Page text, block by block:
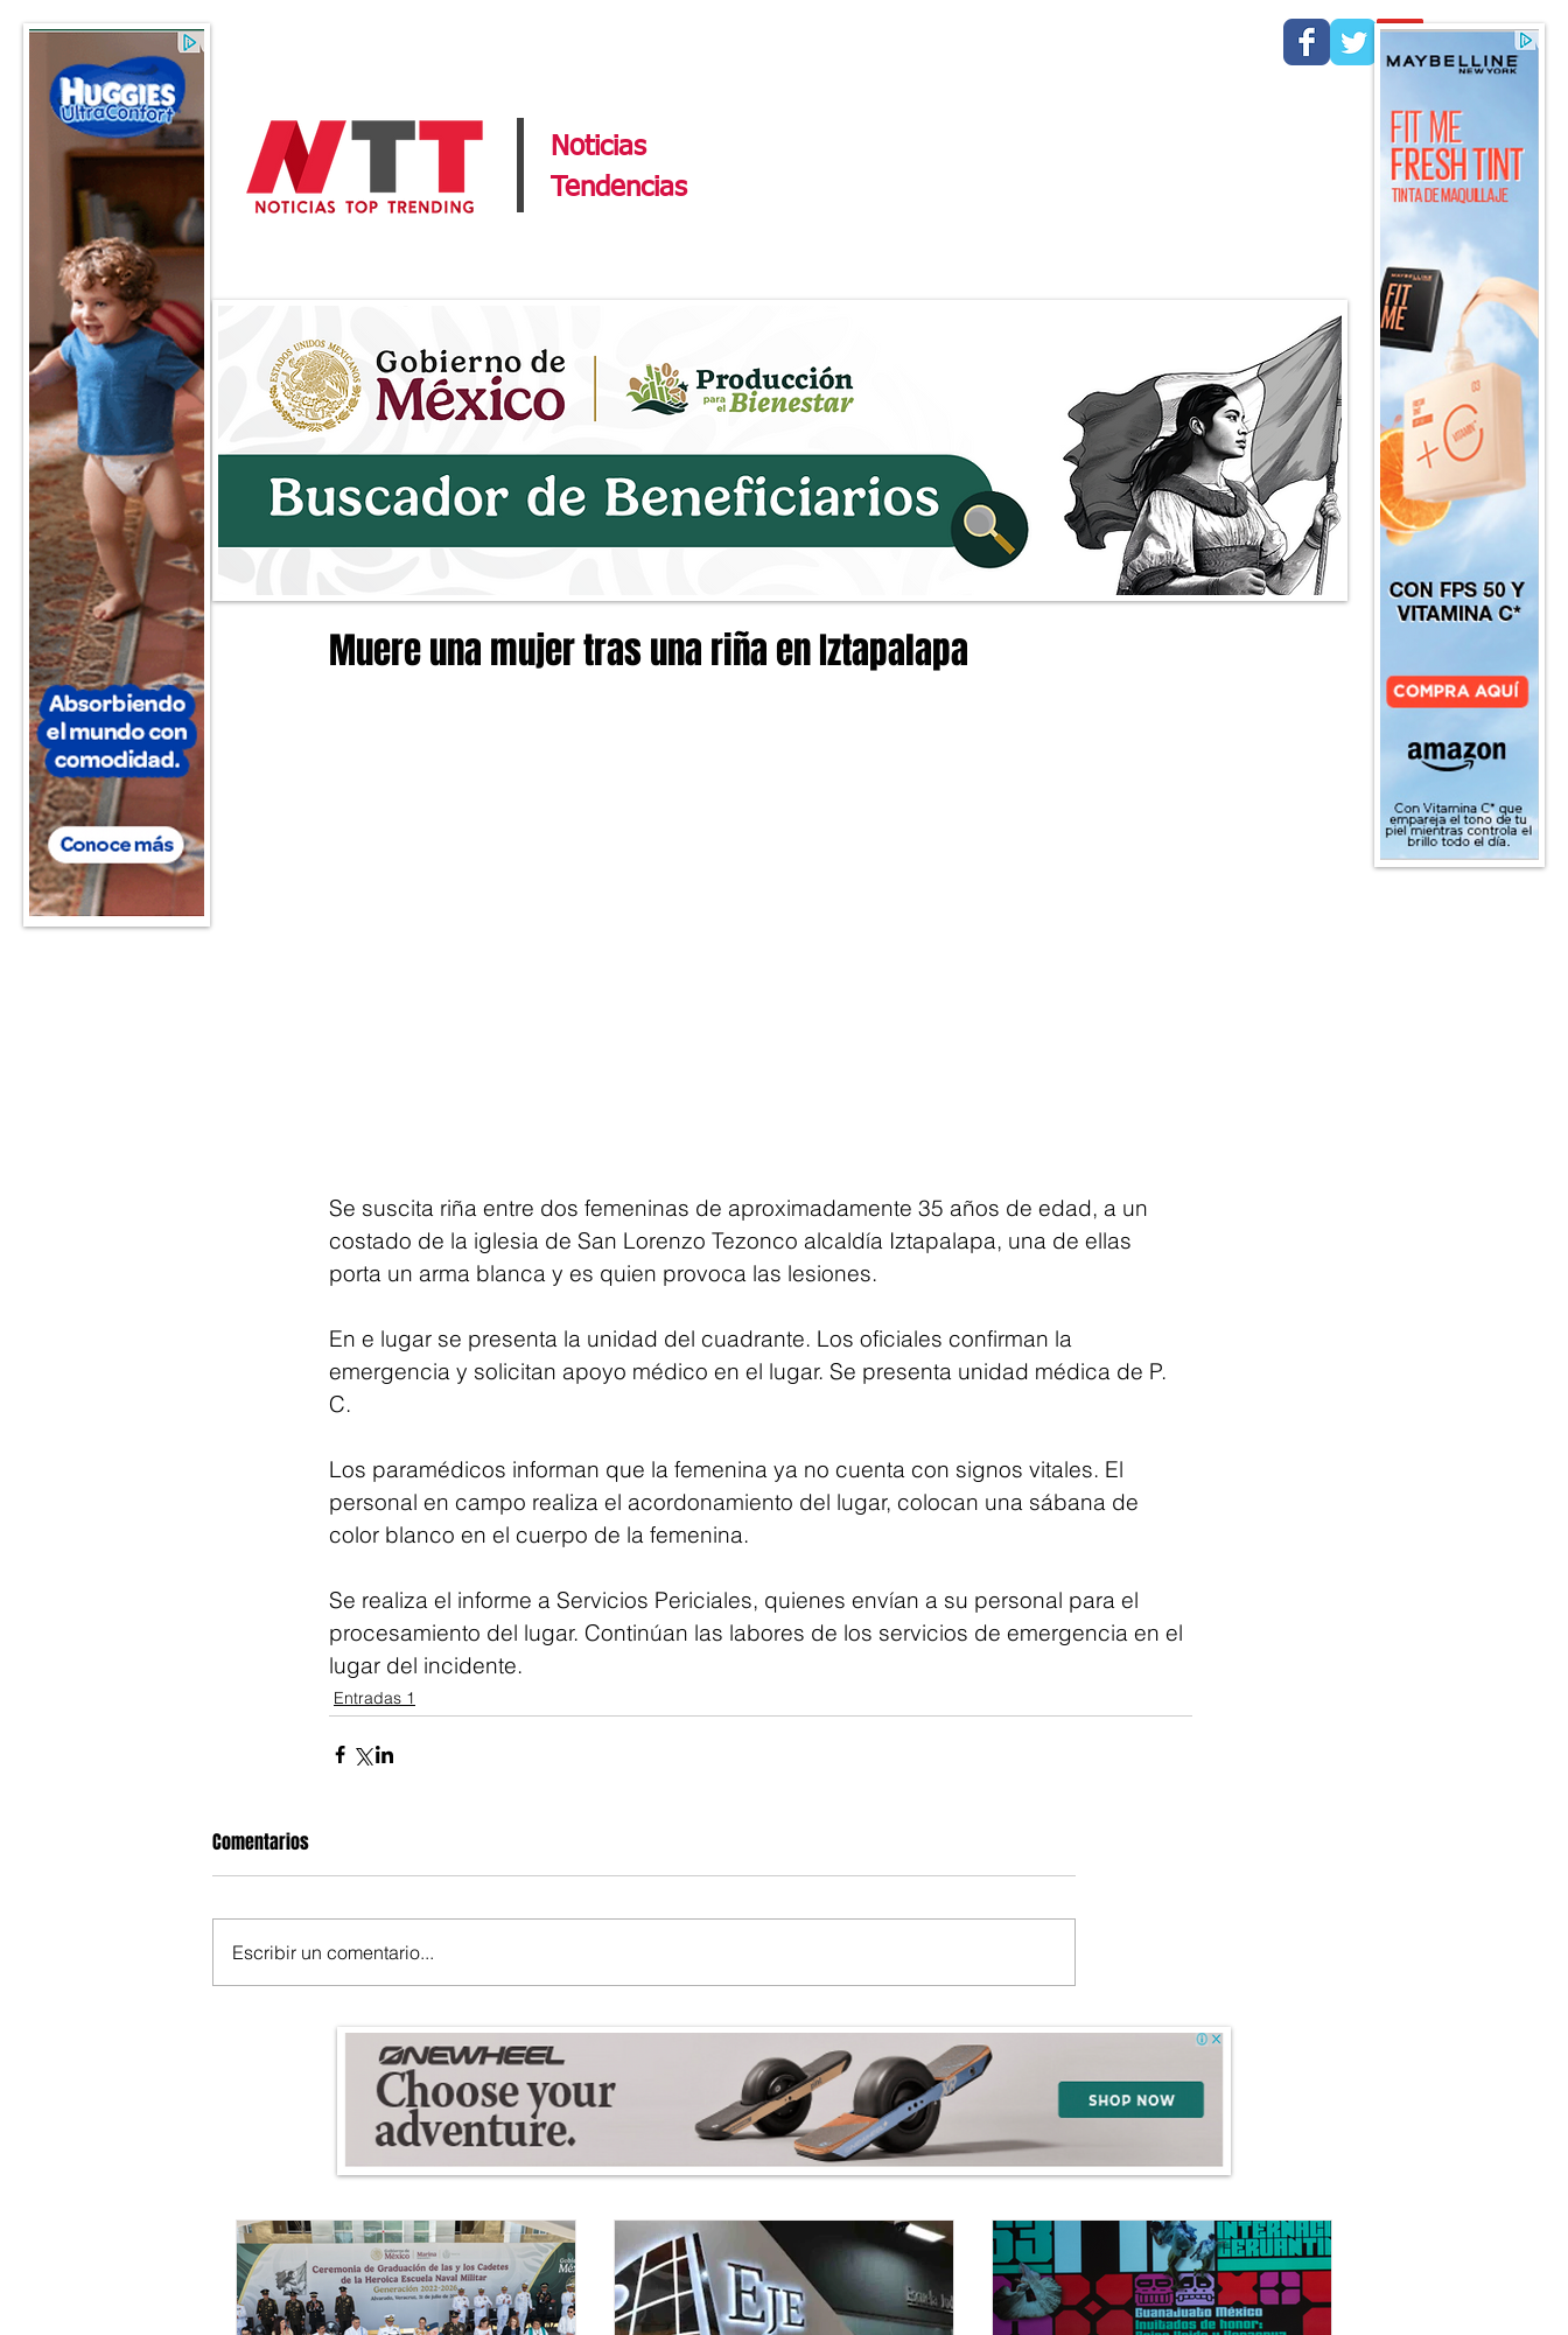
Noticias
Tendencias
Muere una mujer tras una riña en Iztapalapa
Se suscita riña entre dos femeninas de aproximadamente 35 años de edad, a un
costado de la iglesia de San Lorenzo Tezonco alcaldía Iztapalapa, una de ellas
porta un arma blanca y es quien provoca las lesiones.
En e lugar se presenta la unidad del cuadrante. Los oficiales confirman la
emergencia y solicitan apoyo médico en el lugar. Se presenta unidad médica de P.
C.
Los paramédicos informan que la femenina ya no cuenta con signos vitales. El
personal en campo realiza el acordonamiento del lugar, colocan una sábana de
color blanco en el cuerpo de la femenina.
Se realiza el informe a Servicios Periciales, quienes envían a su personal para el
procesamiento del lugar. Continúan las labores de los servicios de emergencia en el
lugar del incidente.
Entradas 1
Comentarios
Escribir un comentario...